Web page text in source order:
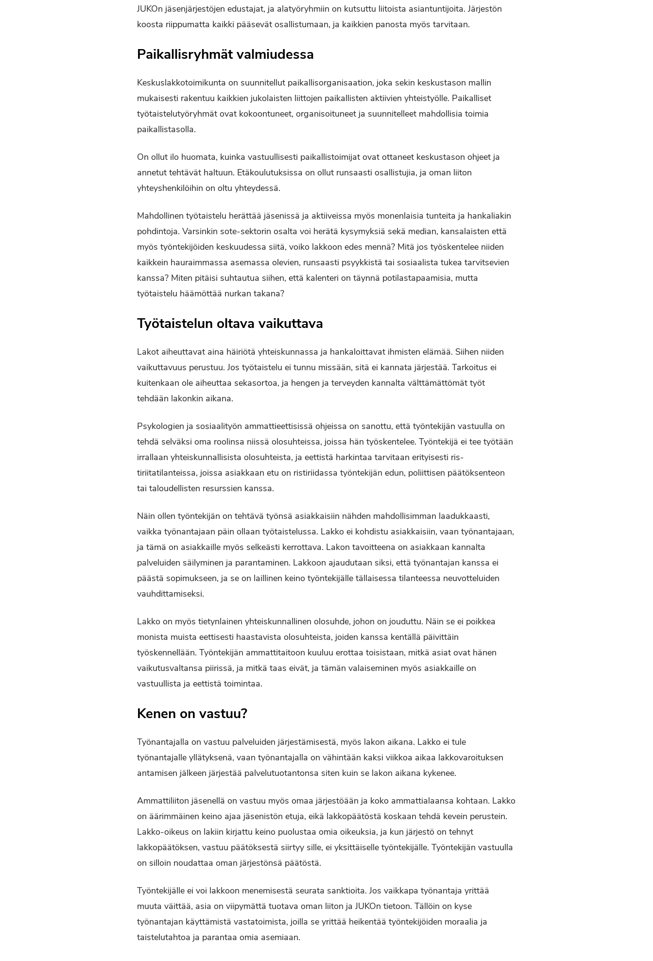
JUKOn jäsenjärjestöjen edustajat, ja alatyöryhmiin on kutsuttu liitoista asiantuntijoita. Järjes­tön
koosta riippumatta kaikki pääsevät osallistumaan, ja kaikkien panosta myös tarvitaan.
Paikallisryhmät valmiudessa
Keskuslakkotoimikunta on suunnitellut paikallisorga­nisaation, joka sekin keskustason mallin
mukaisesti ra­kentuu kaikkien jukolaisten liittojen paikallisten aktiivien yhteistyölle. Paikalliset
työtaistelutyöryhmät ovat ko­koontuneet, organisoituneet ja suunnitelleet mahdolli­sia toimia
paikallistasolla.
On ollut ilo huomata, kuinka vastuullisesti paikal­listoimijat ovat ottaneet keskustason ohjeet ja
annetut tehtävät haltuun. Etäkoulutuk­sissa on ollut runsaasti osallis­tujia, ja oman liiton
yhteyshen­kilöihin on oltu yhteydessä.
Mahdollinen työtaistelu herättää jäsenissä ja aktiiveissa myös monenlaisia tunteita ja hankaliakin
pohdintoja. Var­sinkin sote-sektorin osalta voi herätä kysymyksiä sekä median, kansalaisten että
myös työntekijöiden keskuudessa siitä, voiko lakkoon edes mennä? Mitä jos työskentelee niiden
kaikkein hauraim­massa asemassa olevien, runsaasti psyykkistä tai sosiaa­lista tukea tarvitsevien
kanssa? Miten pitäisi suhtautua siihen, että kalenteri on täynnä potilastapaamisia, mutta
työtaistelu häämöttää nurkan takana?
Työtaistelun oltava vaikuttava
Lakot aiheuttavat aina häiriötä yhteiskunnassa ja han­kaloittavat ihmisten elämää. Siihen niiden
vaikuttavuus perustuu. Jos työtaistelu ei tunnu missään, sitä ei kannata järjestää. Tarkoitus ei
kuitenkaan ole aiheuttaa seka­sortoa, ja hengen ja terveyden kannalta välttämättömät työt
tehdään lakonkin aikana.
Psykologien ja sosiaalityön ammattieettisissä ohjeissa on sanottu, että työntekijän vastuulla on
tehdä selväksi oma roolinsa niissä olosuhteissa, joissa hän työskente­lee. Työntekijä ei tee työtään
irrallaan yhteiskunnallisista olosuhteista, ja eettistä harkintaa tarvitaan erityisesti ris­
tiriitatilanteissa, joissa asiakkaan etu on ristiriidassa työn­tekijän edun, poliittisen päätöksenteon
tai taloudellisten resurssien kanssa.
Näin ollen työntekijän on tehtävä työnsä asiakkaisiin nähden mahdollisimman laadukkaasti,
vaikka työnanta­jaan päin ollaan työtaistelussa. Lakko ei kohdistu asiak­kaisiin, vaan työnantajaan,
ja tämä on asiakkaille myös selkeästi kerrottava. Lakon tavoitteena on asiakkaan kannalta
palveluiden säilyminen ja parantaminen. Lak­koon ajaudutaan siksi, että työnantajan kanssa ei
päästä sopimukseen, ja se on laillinen keino työntekijälle tällai­sessa tilanteessa neuvotteluiden
vauhdittamiseksi.
Lakko on myös tietynlainen yhteiskunnallinen olo­suhde, johon on jouduttu. Näin se ei poikkea
monista muista eettisesti haastavista olosuhteista, joiden kanssa kentällä päivittäin
työskennellään. Työntekijän ammat­titaitoon kuuluu erottaa toisistaan, mitkä asiat ovat hänen
vaikutusvaltansa piirissä, ja mitkä taas eivät, ja tämän valaiseminen myös asiakkaille on
vastuullista ja eettistä toimintaa.
Kenen on vastuu?
Työnantajalla on vastuu palveluiden järjestämisestä, myös lakon aikana. Lakko ei tule
työnantajalle yllätykse­nä, vaan työnantajalla on vähintään kaksi viikkoa aikaa lakkovaroituksen
antamisen jälkeen järjestää palvelutuo­tantonsa siten kuin se lakon aikana kykenee.
Ammattiliiton jäsenellä on vastuu myös omaa järjes­töään ja koko ammattialaansa kohtaan. Lakko
on äärim­mäinen keino ajaa jäsenistön etuja, eikä lakkopäätöstä koskaan tehdä kevein perustein.
Lakko-oikeus on lakiin kirjattu keino puolustaa omia oikeuksia, ja kun järjestö on tehnyt
lakkopäätöksen, vastuu päätöksestä siirtyy sil­le, ei yksittäiselle työntekijälle. Työntekijän vastuulla
on silloin noudattaa oman järjestönsä päätöstä.
Työntekijälle ei voi lakkoon menemisestä seurata sanktioita. Jos vaikkapa työnantaja yrittää
muuta väittää, asia on viipymättä tuotava oman liiton ja JUKOn tietoon. Tällöin on kyse
työnantajan käyttämistä vas­tatoimista, joilla se yrittää heikentää työntekijöiden moraalia ja
taistelu­tahtoa ja parantaa omia asemiaan.